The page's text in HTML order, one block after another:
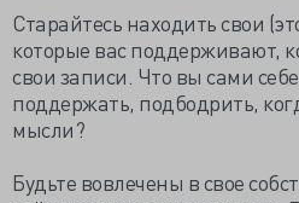
Старайтесь находить свои
которые вас поддерживают,
свои записи. Что вы сами
поддержать, подбодрить,
мысли?
Будьте вовлечены в свое